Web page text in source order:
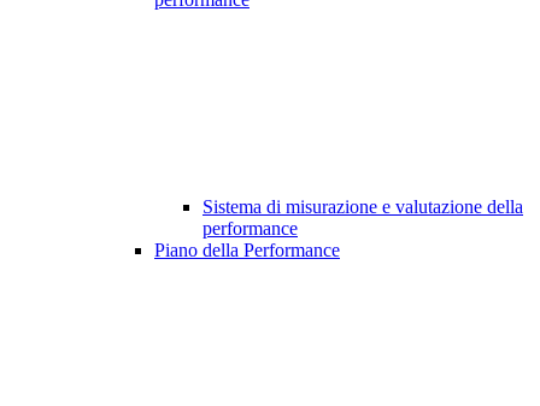
Sistema di misurazione e valutazione della
performance
Piano della Performance